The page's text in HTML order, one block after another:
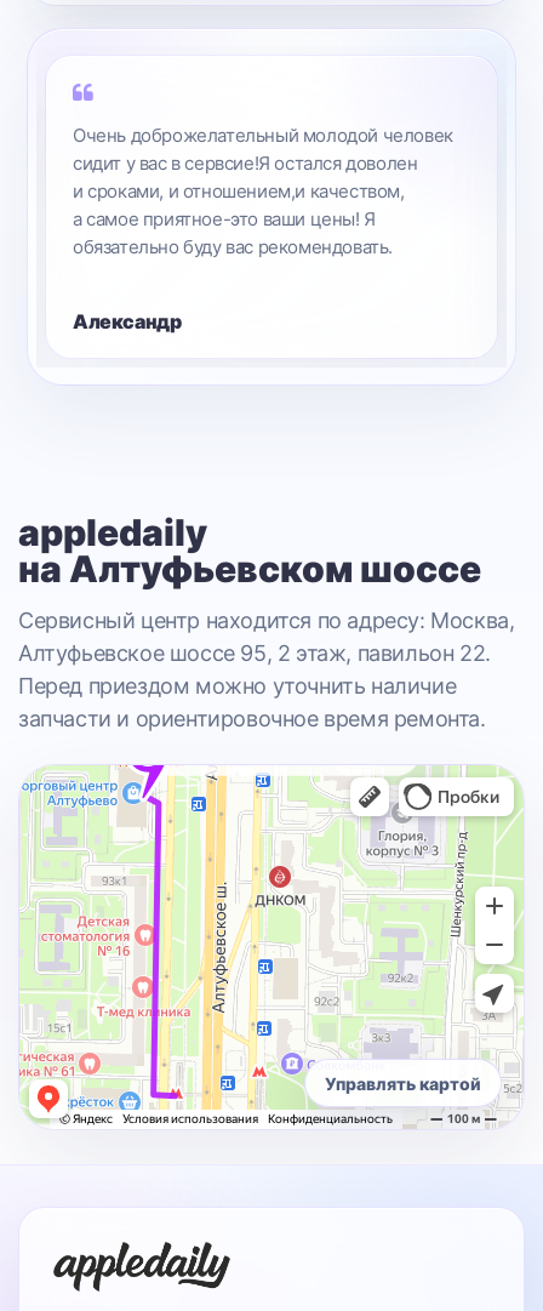
Очень доброжелательный молодой человек
сидит у вас в сервсие!Я остался доволен
и сроками, и отношением,и качеством,
а самое приятное-это ваши цены! Я
обязательно буду вас рекомендовать.
Александр
appledaily
на Алтуфьевском шоссе
Сервисный центр находится по адресу: Москва,
Алтуфьевское шоссе 95, 2 этаж, павильон 22.
Перед приездом можно уточнить наличие
запчасти и ориентировочное время ремонта.
Управлять картой